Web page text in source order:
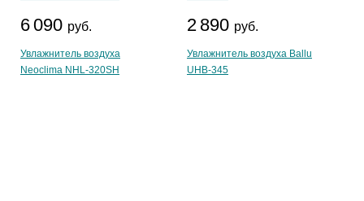
6 090 руб.
Увлажнитель воздуха
Neoclima NHL-320SH
2 890 руб.
Увлажнитель воздуха Ballu
UHB-345